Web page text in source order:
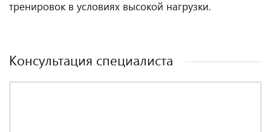
тренировок в условиях высокой нагрузки.
Консультация специалиста